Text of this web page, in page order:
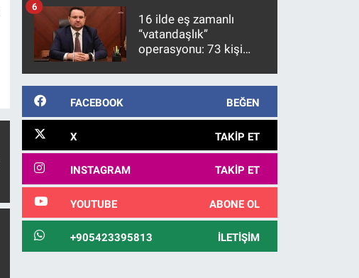
10 yıl sonra yakalandı
16 ilde eş zamanlı
“vatandaşlık”
operasyonu: 73 kişi
6
FACEBOOK BEĞEN
X TAKIP ET
INSTAGRAM TAKIP ET
YOUTUBE ABONE OL
+905423395813 İLETIŞIM